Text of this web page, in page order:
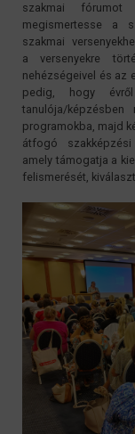
szakmai
megismertesse a
szakmai
a versenyekre
nehézségeivel és az
pedig, hogy
tanulója/
programokba, majd
átfogó
amely támogatja a
felismerését,